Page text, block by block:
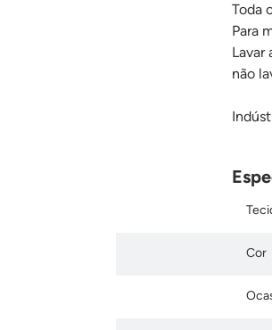
Toda
Para
Lavar
não
Cor